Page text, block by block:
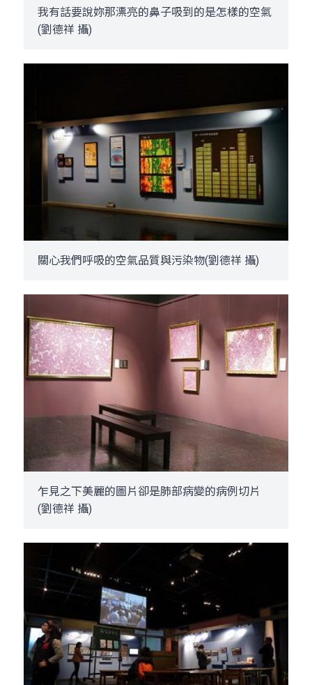
我有話要說­妳那漂亮的鼻子吸到的是怎樣的空氣
(劉德祥 攝)
關心我們呼吸的空氣品質與污染物(劉德祥 攝)
乍見之下美麗的圖片卻是肺部病變的病例切片
(劉德祥 攝)